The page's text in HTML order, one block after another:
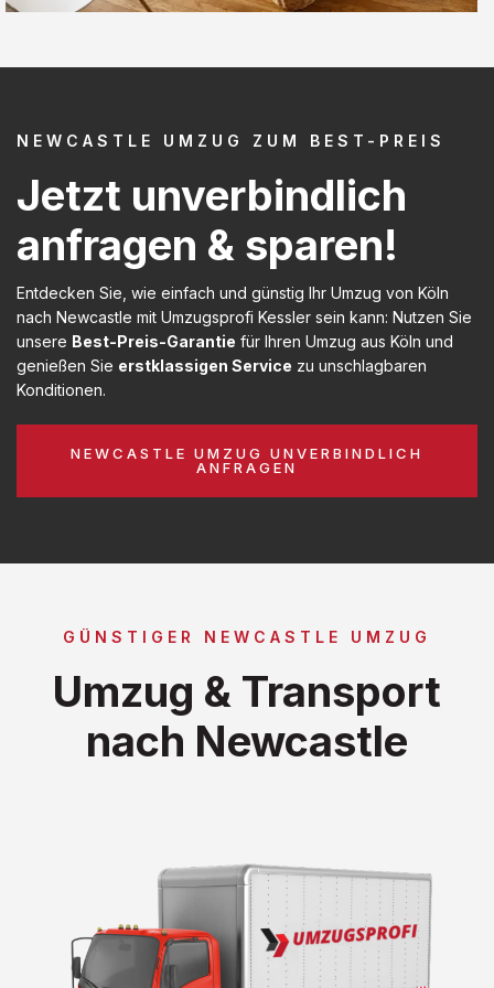
NEWCASTLE UMZUG ZUM BEST-PREIS
Jetzt unverbindlich
anfragen & sparen!
Entdecken Sie, wie einfach und günstig Ihr Umzug von Köln
nach Newcastle mit Umzugsprofi Kessler sein kann: Nutzen Sie
unsere Best-Preis-Garantie für Ihren Umzug aus Köln und
genießen Sie erstklassigen Service zu unschlagbaren
Konditionen.
NEWCASTLE UMZUG UNVERBINDLICH
ANFRAGEN
GÜNSTIGER NEWCASTLE UMZUG
Umzug & Transport
nach Newcastle